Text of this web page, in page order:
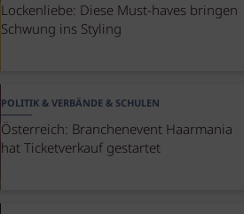
Lockenliebe: Diese Must-haves bringen
Schwung ins Styling
POLITIK & VERBÄNDE & SCHULEN
Österreich: Branchenevent Haarmania
hat Ticketverkauf gestartet